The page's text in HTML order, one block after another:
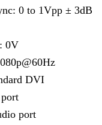
0 to 1Vpp ± 3dB
0V
DVI
port